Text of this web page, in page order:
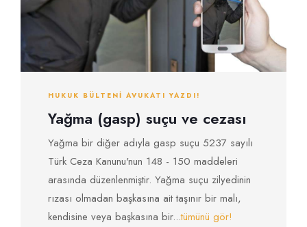
HUKUK BÜLTENI AVUKATI YAZDI!
Yağma (gasp) suçu ve cezası
Yağma bir diğer adıyla gasp suçu 5237 sayılı
Türk Ceza Kanunu'nun 148 - 150 maddeleri
arasında düzenlenmiştir. Yağma suçu zilyedinin
rızası olmadan başkasına ait taşınır bir malı,
kendisine veya başkasına bir...tümünü gör!